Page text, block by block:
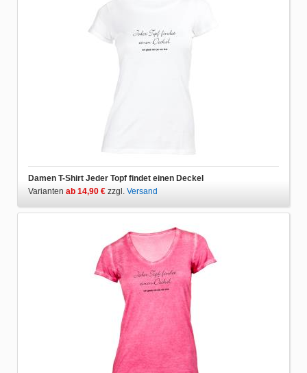
Damen T-Shirt Jeder Topf findet einen Deckel
Varianten ab 14,90 € zzgl. Versand